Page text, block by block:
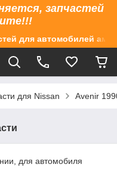
запчастей
для автомобилей
для Nissan Avenir
для автомобиля